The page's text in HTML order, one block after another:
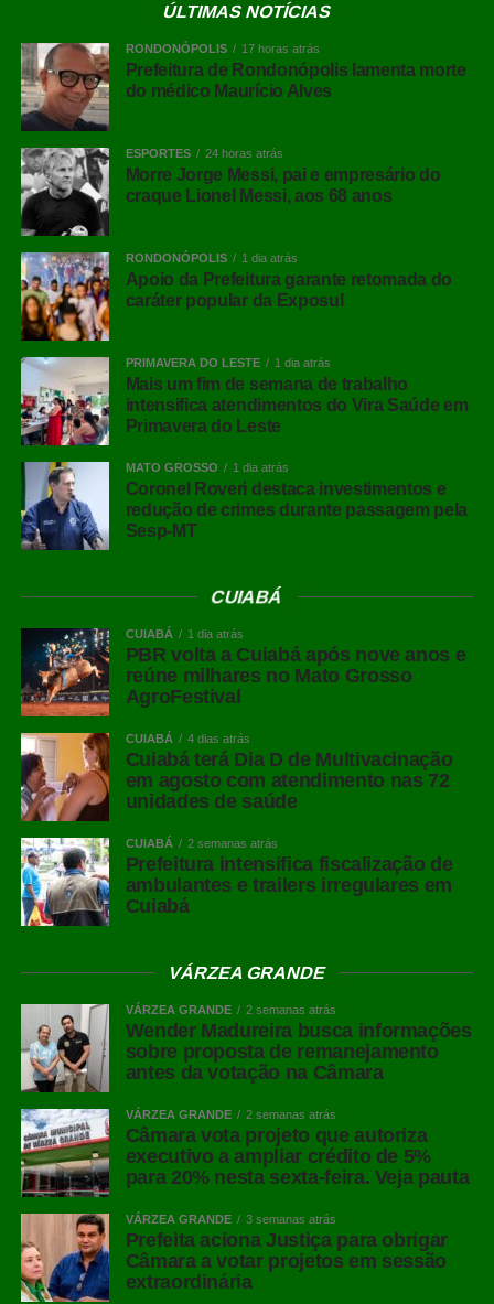
ÚLTIMAS NOTÍCIAS
RONDONÓPOLIS 17 horas atrás
Prefeitura de Rondonópolis lamenta morte
do médico Maurício Alves
ESPORTES 24 horas atrás
Morre Jorge Messi, pai e empresário do
craque Lionel Messi, aos 68 anos
RONDONÓPOLIS 1 dia atrás
Apoio da Prefeitura garante retomada do
caráter popular da Exposul
PRIMAVERA DO LESTE 1 dia atrás
Mais um fim de semana de trabalho
intensifica atendimentos do Vira Saúde em
Primavera do Leste
MATO GROSSO 1 dia atrás
Coronel Roveri destaca investimentos e
redução de crimes durante passagem pela
Sesp-MT
CUIABÁ
CUIABÁ 1 dia atrás
PBR volta a Cuiabá após nove anos e
reúne milhares no Mato Grosso
AgroFestival
CUIABÁ 4 dias atrás
Cuiabá terá Dia D de Multivacinação
em agosto com atendimento nas 72
unidades de saúde
CUIABÁ 2 semanas atrás
Prefeitura intensifica fiscalização de
ambulantes e trailers irregulares em
Cuiabá
VÁRZEA GRANDE
VÁRZEA GRANDE 2 semanas atrás
Wender Madureira busca informações
sobre proposta de remanejamento
antes da votação na Câmara
VÁRZEA GRANDE 2 semanas atrás
Câmara vota projeto que autoriza
executivo a ampliar crédito de 5%
para 20% nesta sexta-feira. Veja pauta
VÁRZEA GRANDE 3 semanas atrás
Prefeita aciona Justiça para obrigar
Câmara a votar projetos em sessão
extraordinária